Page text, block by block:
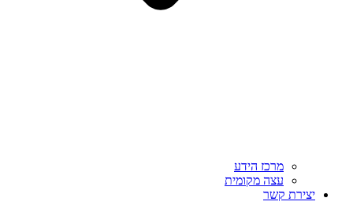
מרכז הידע
עצה מקומית
יצירת קשר